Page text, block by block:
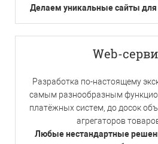
Делаем уникальные сайты
Web-
Разработка по-настоящему
самым разнообразным
платёжных систем, до досок
агрегаторов
Любые нестандартные